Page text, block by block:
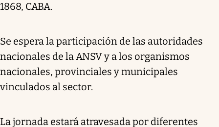
1868, CABA.
Se espera la participación de las autoridades
nacionales de la ANSV y a los organismos
nacionales, provinciales y municipales
vinculados al sector.
La jornada estará atravesada por diferentes